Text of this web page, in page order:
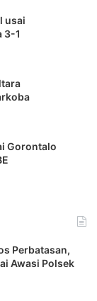
usai
3-1
Gorontalo
Perbatasan,
Awasi Polsek